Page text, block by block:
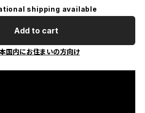
shipping available
Add to cart
国内にお住まいの方向け